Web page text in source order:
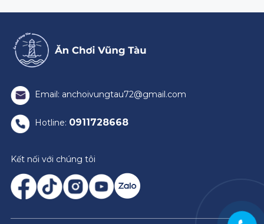
Email: anchoivungtau72@gmail.com
Hotline: 0911728668
Kết nối với chúng tôi